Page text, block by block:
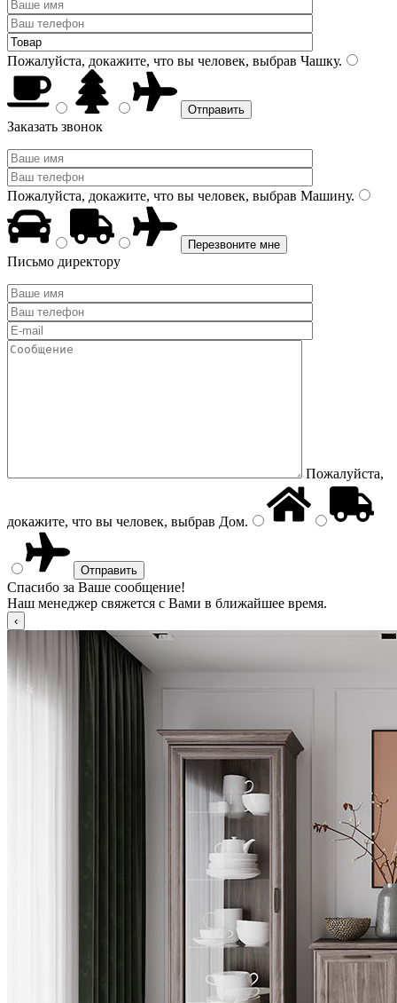
Пожалуйста, докажите, что вы человек, выбрав Чашку.
Заказать звонок
Пожалуйста, докажите, что вы человек, выбрав Машину.
Письмо директору
Пожалуйста,
докажите, что вы человек, выбрав Дом.
Спасибо за Ваше сообщение!
Наш менеджер свяжется с Вами в ближайшее время.